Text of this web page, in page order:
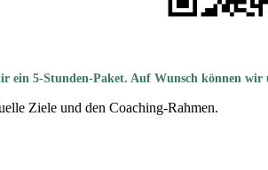
ein 5-Stunden-Paket. Auf Wunsch können
Ziele und den Coaching-Rahmen.